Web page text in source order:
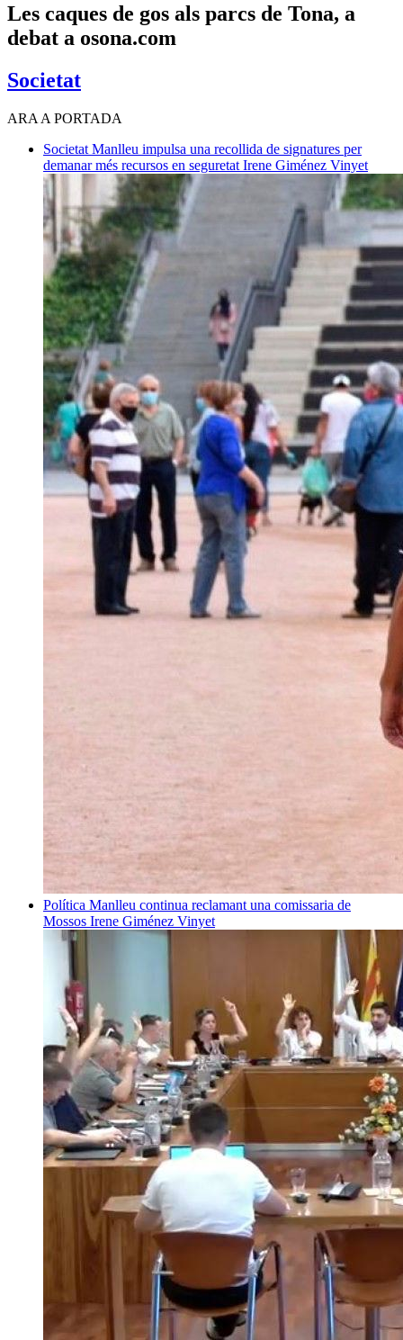
Les caques de gos als parcs de Tona, a
debat a osona.com
Societat
ARA A PORTADA
Societat Manlleu impulsa una recollida de signatures per
demanar més recursos en seguretat Irene Giménez Vinyet
Política Manlleu continua reclamant una comissaria de
Mossos Irene Giménez Vinyet